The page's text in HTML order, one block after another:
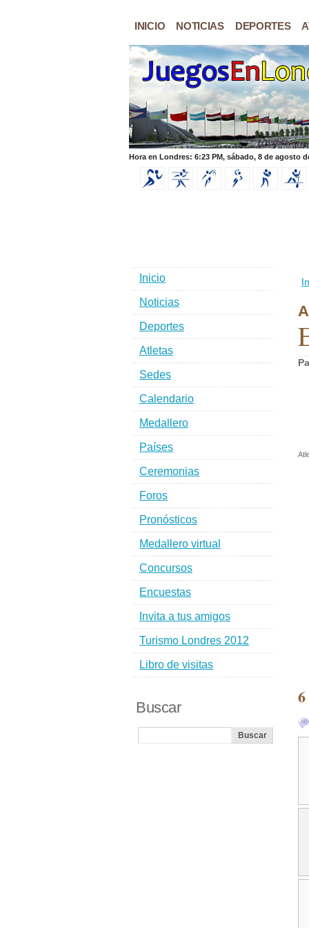
INICIO NOTICIAS DEPORTES
Hora en Londres: 6:23 PM, sábado, 8 de agosto
Inicio
Noticias
Deportes
Atletas
Sedes
Calendario
Medallero
Países
Ceremonias
Foros
Pronósticos
Medallero virtual
Concursos
Encuestas
Invita a tus amigos
Turismo Londres 2012
Libro de visitas
Buscar